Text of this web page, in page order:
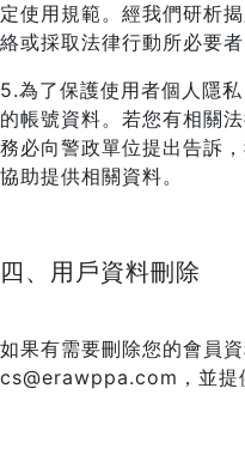
定使用規範。經我們研析
絡或採取法律行動所必要者
5.為了保護使用者個人隱
的帳號資料。若您有相關
務必向警政單位提出告訴
協助提供相關資料。
四、用戶資料刪除
如果有需要刪除您的會員
cs@erawppa.com，並提